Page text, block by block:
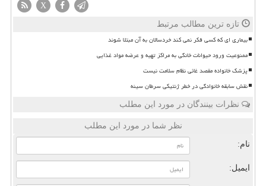
X
تازه ترین مطالب مرتبط
بیماری ای که کسی فکر نمی کند خردسالان به آن مبتلا شوند
ممنوعیت ورود حیوانات خانگی به مراکز تهیه و عرضه مواد غذایی
پزشک خانواده مقصد غائی نظام سلامت نیست
نقش سابقه خانوادگی در خطر ژنتیکی سرطان سینه
نظرات بینندگان در مورد این مطلب
نظر شما در مورد این مطلب
نام:
ایمیل: